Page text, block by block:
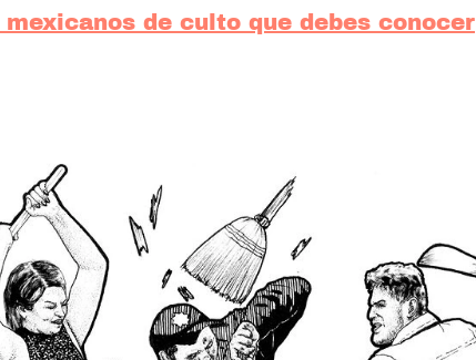
mexicanos de culto que debes conocer